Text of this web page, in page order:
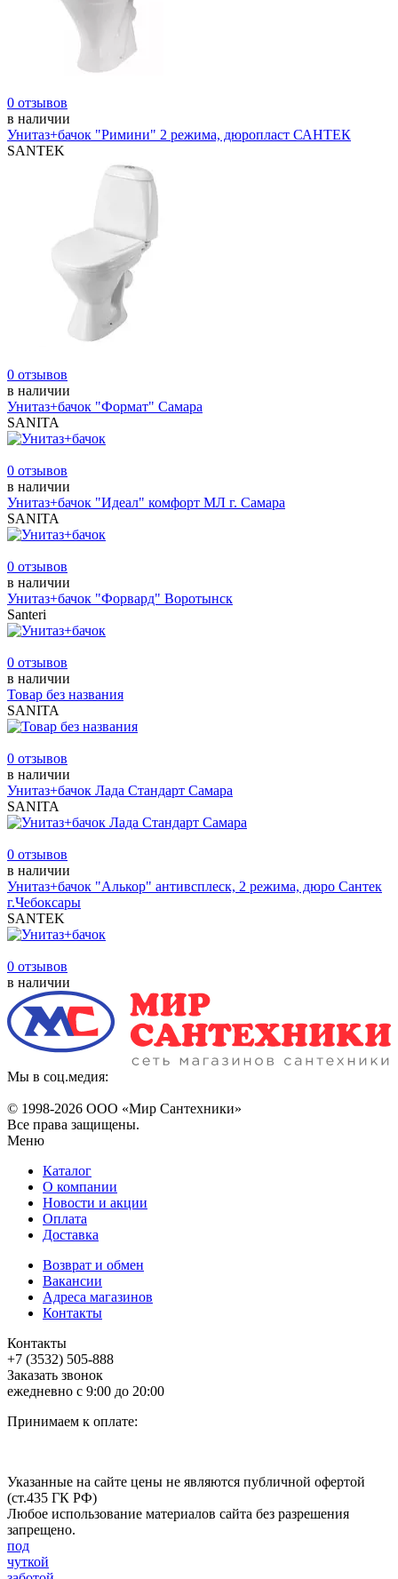
0 отзывов
в наличии
Унитаз+бачок "Римини" 2 режима, дюропласт САНТЕК
SANTEK
0 отзывов
в наличии
Унитаз+бачок "Формат" Самара
SANITA
0 отзывов
в наличии
Унитаз+бачок "Идеал" комфорт МЛ г. Самара
SANITA
0 отзывов
в наличии
Унитаз+бачок "Форвард" Воротынск
Santeri
0 отзывов
в наличии
Товар без названия
SANITA
0 отзывов
в наличии
Унитаз+бачок Лада Стандарт Самара
SANITA
0 отзывов
в наличии
Унитаз+бачок "Алькор" антивсплеск, 2 режима, дюро Сантек
г.Чебоксары
SANTEK
0 отзывов
в наличии
Мы в соц.медия:
© 1998-2026 ООО «Мир Сантехники»
Все права защищены.
Меню
Каталог
О компании
Новости и акции
Оплата
Доставка
Возврат и обмен
Вакансии
Адреса магазинов
Контакты
Контакты
+7 (3532) 505-888
Заказать звонок
ежедневно с 9:00 до 20:00
Принимаем к оплате:
Указанные на сайте цены не являются публичной офертой
(ст.435 ГК РФ)
Любое использование материалов сайта без разрешения
запрещено.
под
чуткой